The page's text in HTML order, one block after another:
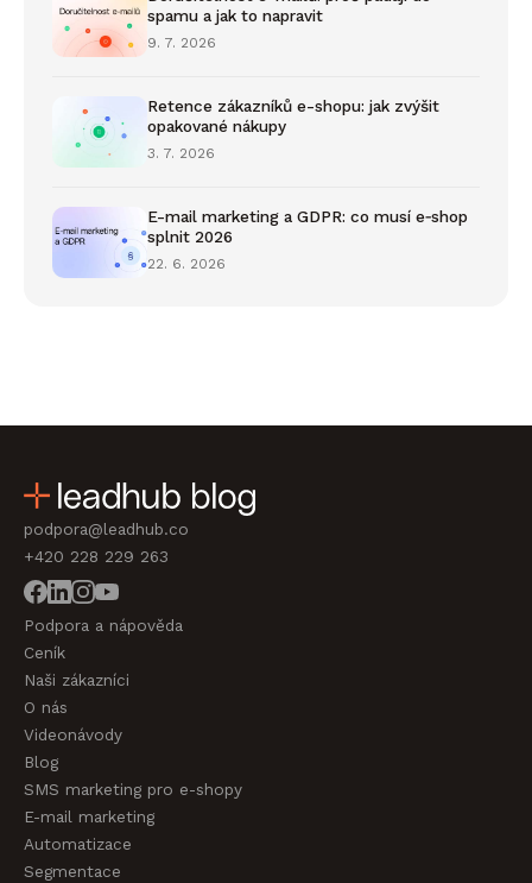
spamu a jak to napravit
9. 7. 2026
Retence zákazníků e-shopu: jak zvýšit
opakované nákupy
3. 7. 2026
E-mail marketing a GDPR: co musí e‑shop
splnit 2026
22. 6. 2026
podpora@leadhub.co
+420 228 229 263
Podpora a nápověda
Ceník
Naši zákazníci
O nás
Videonávody
Blog
SMS marketing pro e-shopy
E-mail marketing
Automatizace
Segmentace